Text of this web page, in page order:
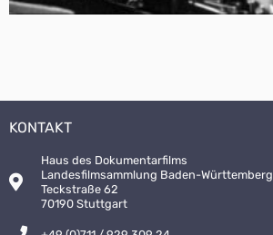
KONTAKT
Haus des Dokumentarfilms
Landesfilmsammlung Baden-Württemberg
Teckstraße 62
70190 Stuttgart